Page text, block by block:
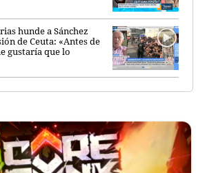
hunde a Sánchez
de Ceuta: «Antes de
gustaría que lo